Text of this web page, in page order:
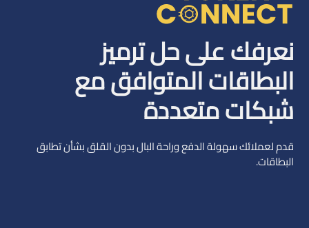
نعرفك على حل ترميز
البطاقات المتوافق مع
شبكات متعددة
قدم لعملائك سهولة الدفع وراحة البال بدون القلق بشأن تطابق
البطاقات.